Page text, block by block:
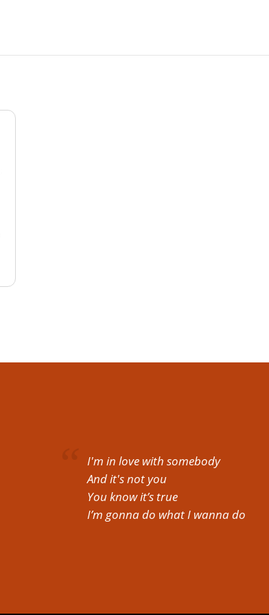
I'm in love with somebody
And it's not you
You know it’s true
I’m gonna do what I wanna do